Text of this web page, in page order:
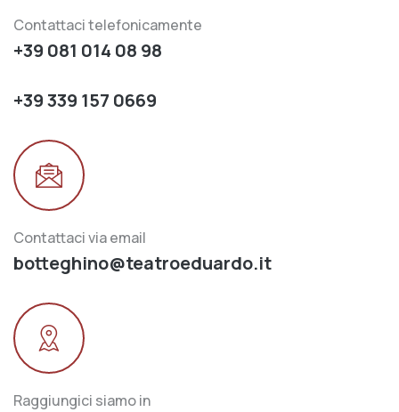
Contattaci telefonicamente
+39 081 014 08 98
+39 339 157 0669
Contattaci via email
botteghino@teatroeduardo.it
Raggiungici siamo in